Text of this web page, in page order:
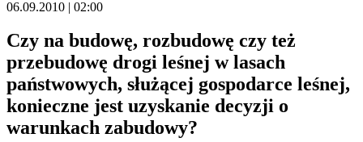
06.09.2010 | 02:00
Czy na budowę, rozbudowę czy też
przebudowę drogi leśnej w lasach
państwowych, służącej gospodarce leśnej,
konieczne jest uzyskanie decyzji o
warunkach zabudowy?